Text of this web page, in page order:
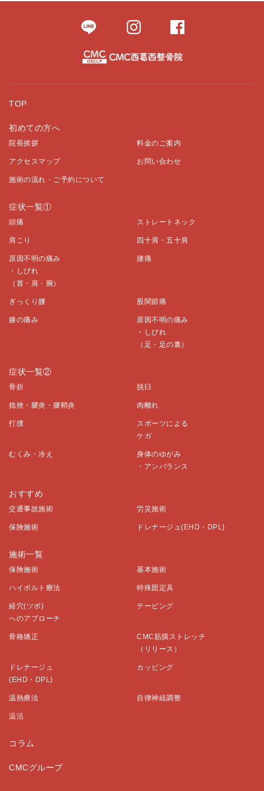
TOP
初めての方へ
院長挨拶 料金のご案内
アクセスマップ お問い合わせ
施術の流れ・ご予約について
症状一覧①
頭痛 ストレートネック
肩こり 四十肩・五十肩
原因不明の痛み
・しびれ
（首・肩・腕）
腰痛
ぎっくり腰 股関節痛
膝の痛み
原因不明の痛み
・しびれ
（足・足の裏）
症状一覧②
骨折 脱臼
捻挫・腱炎・腱鞘炎 肉離れ
打撲
スポーツによる
ケガ
むくみ・冷え
身体のゆがみ
・アンバランス
おすすめ
交通事故施術 労災施術
保険施術 ドレナージュ(EHD・DPL)
施術一覧
保険施術 基本施術
ハイボルト療法 特殊固定具
経穴(ツボ)
へのアプローチ
テーピング
骨格矯正
CMC筋膜ストレッチ
（リリース）
ドレナージュ
(EHD・DPL)
カッピング
温熱療法 自律神経調整
温活
コラム
CMCグループ